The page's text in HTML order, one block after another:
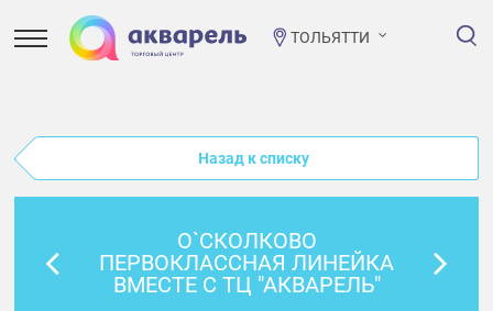
ТОЛЬЯТТИ
Назад к списку
О`СКОЛКОВО
ПЕРВОКЛАССНАЯ ЛИНЕЙКА
ВМЕСТЕ С ТЦ "АКВАРЕЛЬ"